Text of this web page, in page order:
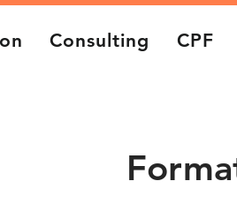
Consulting CPF